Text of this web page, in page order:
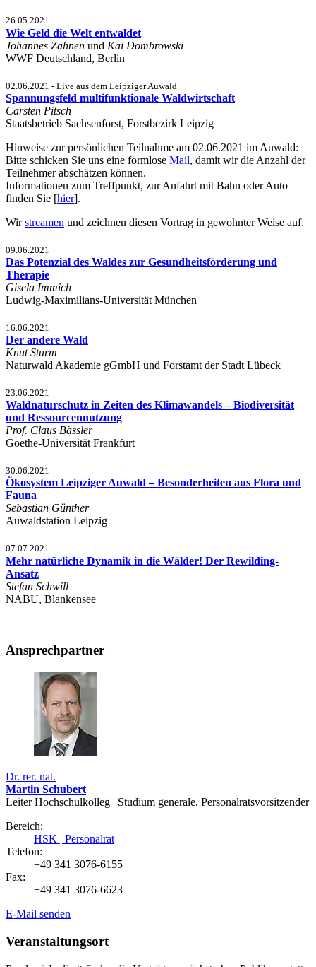
26.05.2021
Wie Geld die Welt entwaldet
Johannes Zahnen und Kai Dombrowski
WWF Deutschland, Berlin
02.06.2021 - Live aus dem Leipziger Auwald
Spannungsfeld multifunktionale Waldwirtschaft
Carsten Pitsch
Staatsbetrieb Sachsenforst, Forstbezirk Leipzig
Hinweise zur persönlichen Teilnahme am 02.06.2021 im Auwald:
Bitte schicken Sie uns eine formlose Mail, damit wir die Anzahl der
Teilnehmer abschätzen können.
Informationen zum Treffpunkt, zur Anfahrt mit Bahn oder Auto
finden Sie [hier].
Wirstreamen und zeichnen diesen Vortrag in gewohnter Weise auf.
09.06.2021
Das Potenzial des Waldes zur Gesundheitsförderung und
Therapie
Gisela Immich
Ludwig-Maximilians-Universität München
16.06.2021
Der andere Wald
Knut Sturm
Naturwald Akademie gGmbH und Forstamt der Stadt Lübeck
23.06.2021
Waldnaturschutz in Zeiten des Klimawandels – Biodiversität
und Ressourcennutzung
Prof. Claus Bässler
Goethe-Universität Frankfurt
30.06.2021
Ökosystem Leipziger Auwald – Besonderheiten aus Flora und
Fauna
Sebastian Günther
Auwaldstation Leipzig
07.07.2021
Mehr natürliche Dynamik in die Wälder! Der Rewilding-
Ansatz
Stefan Schwill
NABU, Blankensee
Ansprechpartner
Dr. rer. nat.
Martin Schubert
Leiter Hochschulkolleg | Studium generale, Personalratsvorsitzender
Bereich:
HSK | Personalrat
Telefon:
+49 341 3076-6155
Fax:
+49 341 3076-6623
E-Mail senden
Veranstaltungsort